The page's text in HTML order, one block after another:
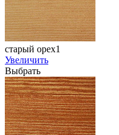
старый орех1
Увеличить
Выбрать